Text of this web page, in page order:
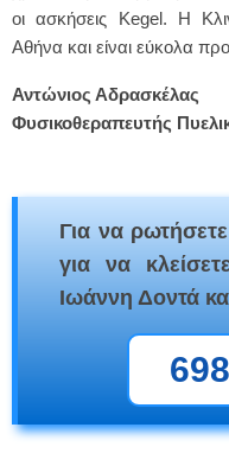
οι ασκήσεις Kegel. Η
Αθήνα και είναι εύκολα
Αντώνιος Αδρασκέλας
Φυσικοθεραπευτής
Για να
για να
Ιωάννη Δοντά